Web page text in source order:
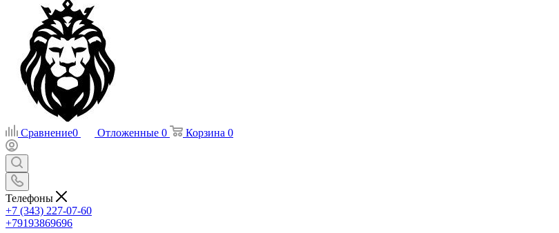
Сравнение0 Отложенные 0 Корзина 0
Телефоны
+7 (343) 227-07-60
+79193869696